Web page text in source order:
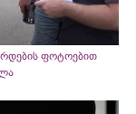
ფოტოებით